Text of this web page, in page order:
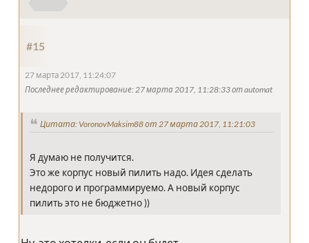
#15
27 марта 2017, 11:24:07
Последнее редактирование: 27 марта 2017, 11:28:33 от automat
Цитата: VoronovMaksim88 от 27 марта 2017, 11:21:03
Я думаю не получится.
Это же корпус новый пилить надо. Идея сделать
недорого и программируемо. А новый корпус
пилить это не бюджетно ))